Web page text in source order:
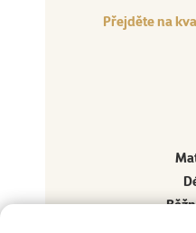
Přejděte na